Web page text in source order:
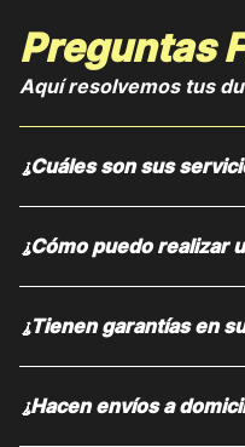
Preguntas
Aquí resolvemos tus
¿Cuáles son sus
¿Cómo puedo realizar
¿Tienen garantías en
¿Hacen envíos a